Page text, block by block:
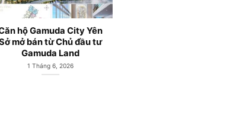
Gamuda Central Park;
Căn hộ chung cư Gamuda
Land Yên Sở Hà Nội
3 Tháng 5, 2026